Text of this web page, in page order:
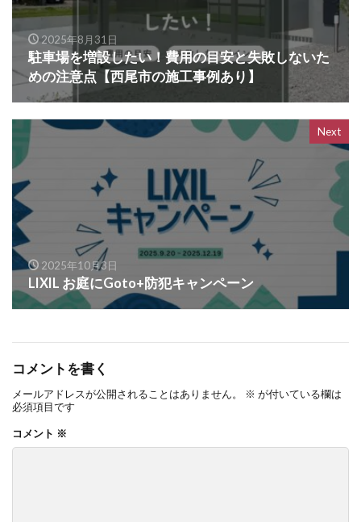
2025年8月31日
駐車場を増設したい！費用の目安と失敗しないた
めの注意点【西尾市の施工事例あり】
Next
2025年10月3日
LIXIL お庭にGoto+防犯キャンペーン
コメントを書く
メールアドレスが公開されることはありません。 ※ が付いている欄は
必須項目です
コメント ※